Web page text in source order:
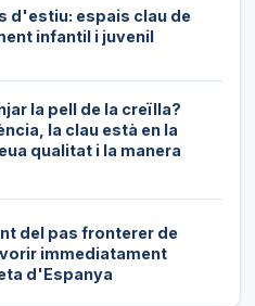
d'estiu: espais clau de
infantil i juvenil
la pell de la creïlla?
la clau està en la
qualitat i la manera
del pas fronterer de
immediatament
d'Espanya